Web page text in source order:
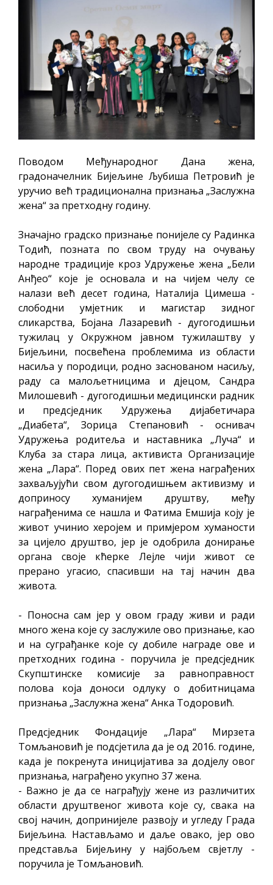
ДОДАТАК ЗА ДЕМОБИЛИСАНЕ БОРЦЕ
СОЦИЈАЛНЕ ПОТРЕБЕ
Обрасци захтјева за регресирано
гориво доступни од 13. марта до 15.
новембра
Захтјев за издавање ПОНОСНЕ КАРТИЦЕ
Обавјештење за предузетника - Вера
Ујић
ЈАВНИ ПОЗИВ ЗА ПРИЈАВУ
НЕПРОПИСНОГ ОДЛАГАЊА ОТПАДА УЗ
ДОДЈЕЛУ ФИНАНСИЈСКЕ НАГРАДЕ
Поводом Међународног Дана жена,
градоначелник Бијељине Љубиша Петровић је
уручио већ традиционална признања „Заслужна
жена“ за претходну годину.
Значајно градско признање понијеле су Радинка
Тодић, позната по свом труду на очувању
народне традиције кроз Удружење жена „Бели
Анђео“ које је основала и на чијем челу се
налази већ десет година, Наталија Цимеша -
слободни умјетник и магистар зидног
сликарства, Бојана Лазаревић - дугогодишњи
тужилац у Окружном јавном тужилаштву у
Бијељини, посвећена проблемима из области
насиља у породици, родно заснованом насиљу,
раду са малољетницима и дјецом, Сандра
Милошевић - дугогодишњи медицински радник
и предсједник Удружења дијабетичара
„Диабета“, Зорица Степановић - оснивач
Удружења родитеља и наставника „Луча“ и
Клуба за стара лица, активиста Организације
жена „Лара“. Поред ових пет жена награђених
захваљујући свом дугогодишњем активизму и
доприносу хуманијем друштву, међу
награђенима се нашла и Фатима Емшија коју је
живот учинио херојем и примјером хуманости
за цијело друштво, јер је одобрила донирање
органа своје кћерке Лејле чији живот се
прерано угасио, спасивши на тај начин два
живота.
- Поносна сам јер у овом граду живи и ради
много жена које су заслужиле ово признање, као
и на суграђанке које су добиле награде ове и
претходних година - поручила је предсједник
Скупштинске комисије за равноправност
полова која доноси одлуку о добитницама
признања „Заслужна жена“ Анка Тодоровић.
Предсједник Фондације „Лара“ Мирзета
Томљановић је подсјетила да је од 2016. године,
када је покренута иницијатива за додјелу овог
признања, награђено укупно 37 жена.
- Важно је да се награђују жене из различитих
области друштвеног живота које су, свака на
свој начин, допринијеле развоју и угледу Града
Бијељина. Настављамо и даље овако, јер ово
представља Бијељину у најбољем свјетлу -
поручила је Томљановић.